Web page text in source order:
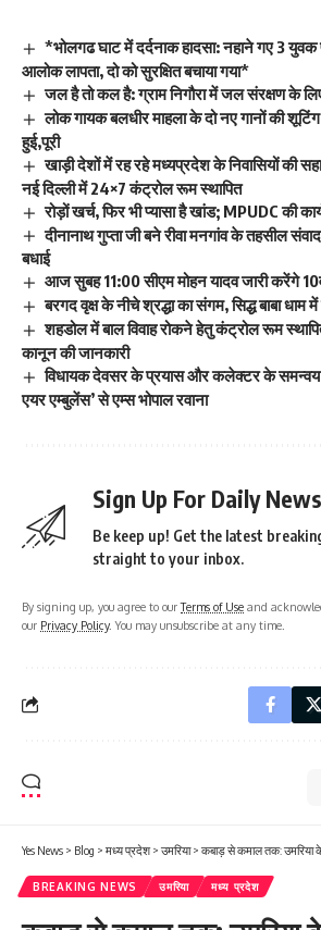
*भोलगढ घाट में दर्दनाक हादसा: नहाने गए 3 युवक
आलोक लापता, दो को सुरक्षित बचाया गया*
जल है तो कल है: ग्राम निगौरा में जल संरक्षण के
लोक गायक बलधीर माहला के दो नए गानों की
हुई,पूरी
खाड़ी देशों में रह रहे मध्यप्रदेश के निवासियों की
नई दिल्ली में 24×7 कंट्रोल रूम स्थापित
रोड़ों खर्च, फिर भी प्यासा है खांड; MPUDC की
दीनानाथ गुप्ता जी बने रीवा मनगांव के तहसील
बधाई
आज सुबह 11:00 सीएम मोहन यादव जारी करेंगे
बरगद वृक्ष के नीचे श्रद्धा का संगम, सिद्ध बाबा धाम
शहडोल में बाल विवाह रोकने हेतु कंट्रोल रूम
कानून की जानकारी
विधायक देवसर के प्रयास और कलेक्टर के समन्वय
एयर एम्बुलेंस’ से एम्स भोपाल रवाना
Sign Up For Daily
Be keep up! Get the latest
straight to your inbox.
By signing up, you agree to ourTerms of Use and
our Privacy Policy. You may unsubscribe at any time.
Yes News > Blog > मध्य प्रदेश> उमरिया> कबाड़ से कमाल तक: उमरिया के युवक ने बना
BREAKING NEWS उमरिया मध्य प्रदेश